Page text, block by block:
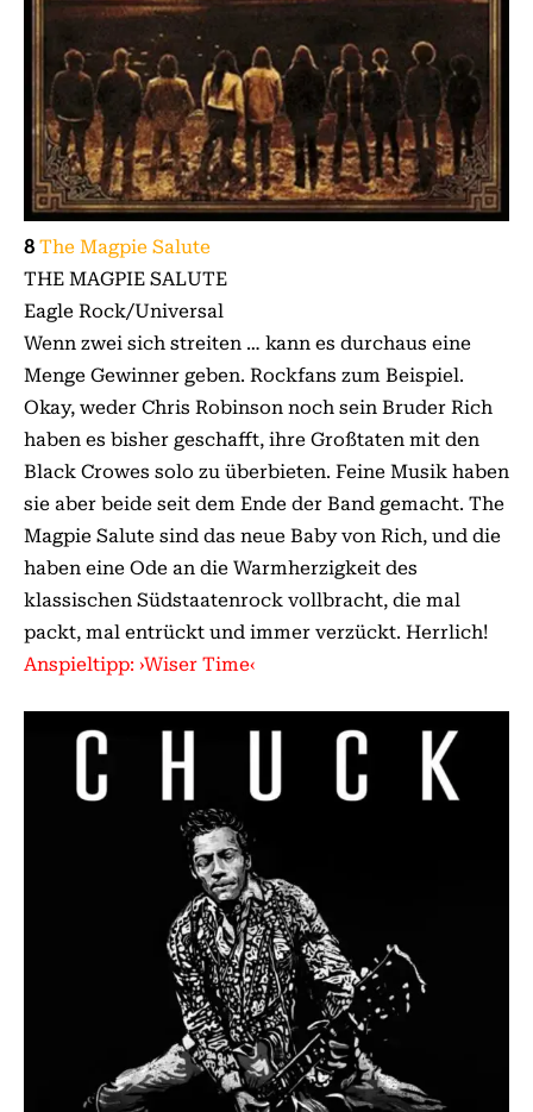
8 The Magpie Salute
THE MAGPIE SALUTE
Eagle Rock/Universal
Wenn zwei sich streiten … kann es durchaus eine
Menge Gewinner geben. Rockfans zum Beispiel.
Okay, weder Chris Robinson noch sein Bruder Rich
haben es bisher geschafft, ihre Großtaten mit den
Black Crowes solo zu überbieten. Feine Musik haben
sie aber beide seit dem Ende der Band gemacht. The
Magpie Salute sind das neue Baby von Rich, und die
haben eine Ode an die Warmherzigkeit des
klassischen Südstaatenrock vollbracht, die mal
packt, mal entrückt und immer verzückt. Herrlich!
Anspieltipp: ›Wiser Time‹